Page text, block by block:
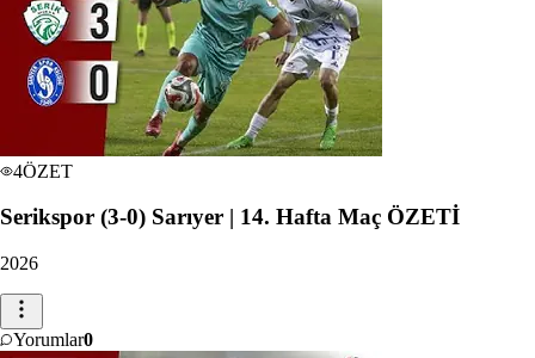
4ÖZET
Serikspor (3-0) Sarıyer | 14. Hafta Maç ÖZETİ
2026
Yorumlar0